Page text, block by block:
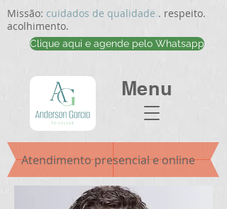
Missão: cuidados de qualidade.. respeito.
acolhimento.
Clique aqui e agende pelo Whatsapp
Atendimento presencial e online
Menu